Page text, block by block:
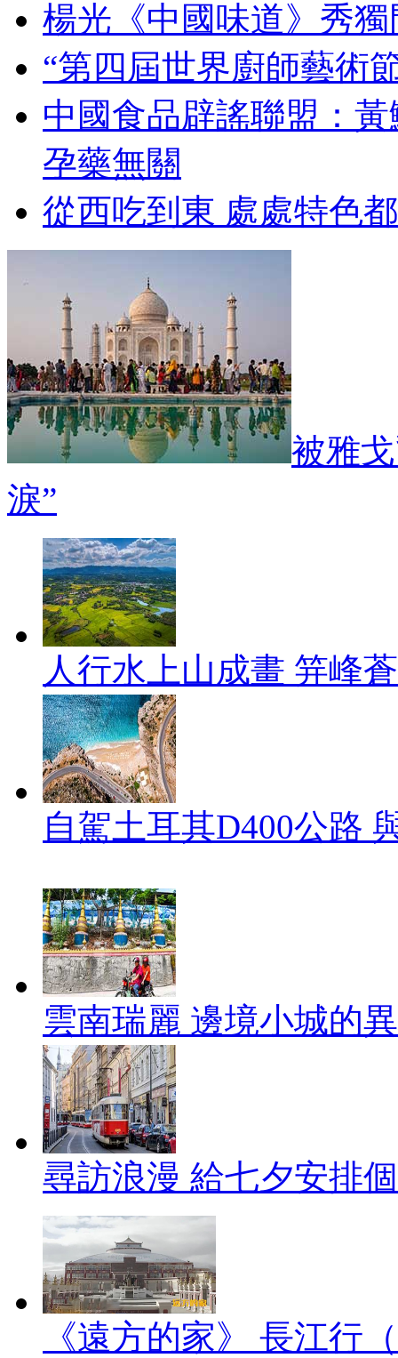
楊光《中國味道》秀
“第四屆世界廚師藝術
中國食品辟謠聯盟：
孕藥無關
從西吃到東 處處特色
被雅
淚”
人行水上山成畫 笄峰
自駕土耳其D400公路
雲南瑞麗 邊境小城的
尋訪浪漫 給七夕安排
《遠方的家》 長江行